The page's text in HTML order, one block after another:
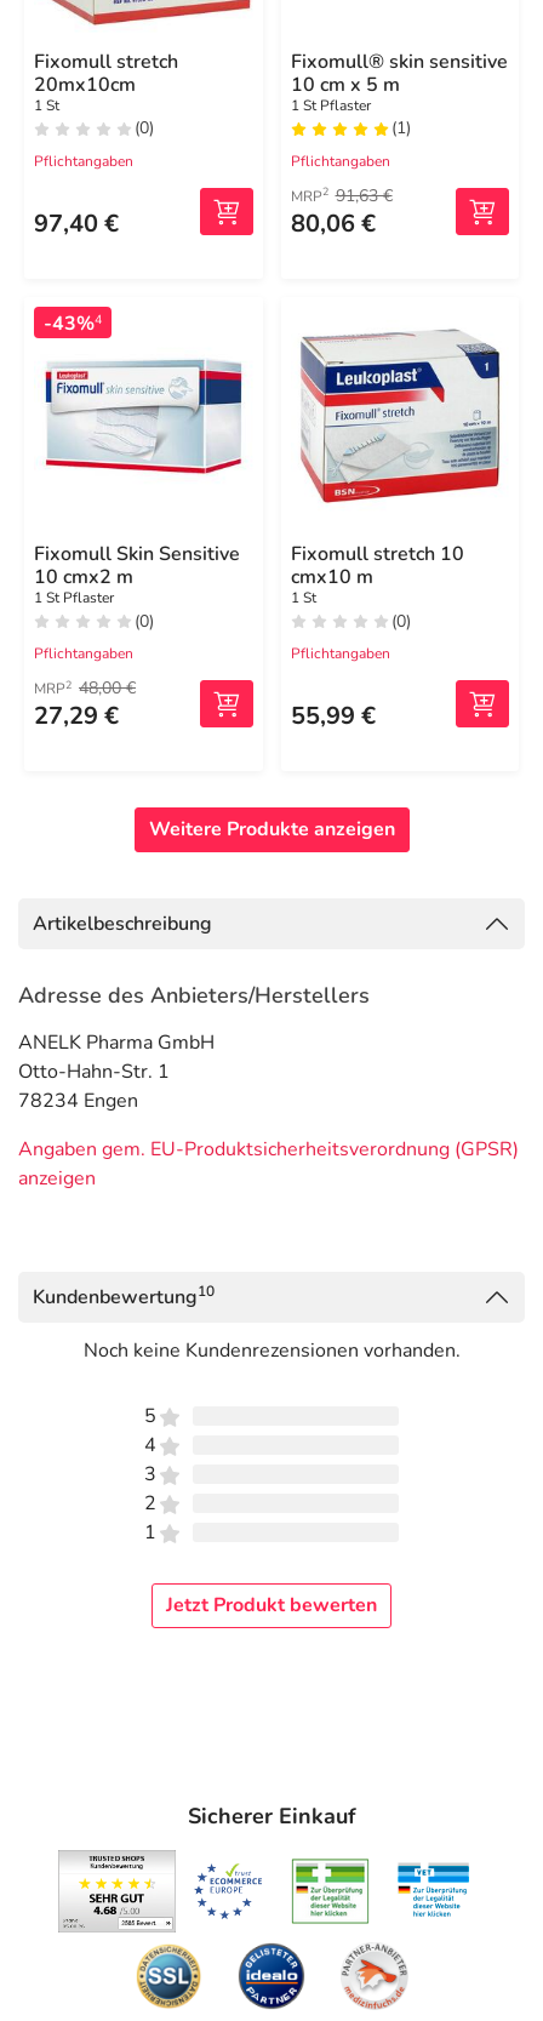
Fixomull stretch
20mx10cm
1 St
(0)
Pflichtangaben
97,40 €
Fixomull® skin sensitive
10 cm x 5 m
1 St Pflaster
(1)
Pflichtangaben
MRP2 91,63 €
80,06 €
-43%4
Fixomull Skin Sensitive
10 cmx2 m
1 St Pflaster
(0)
Pflichtangaben
MRP2 48,00 €
27,29 €
Fixomull stretch 10
cmx10 m
1 St
(0)
Pflichtangaben
55,99 €
Weitere Produkte anzeigen
Artikelbeschreibung
Adresse des Anbieters/Herstellers
ANELK Pharma GmbH
Otto-Hahn-Str. 1
78234 Engen
Angaben gem. EU-Produktsicherheitsverordnung (GPSR)
anzeigen
Kundenbewertung10
Noch keine Kundenrezensionen vorhanden.
5
4
3
2
1
Jetzt Produkt bewerten
Sicherer Einkauf